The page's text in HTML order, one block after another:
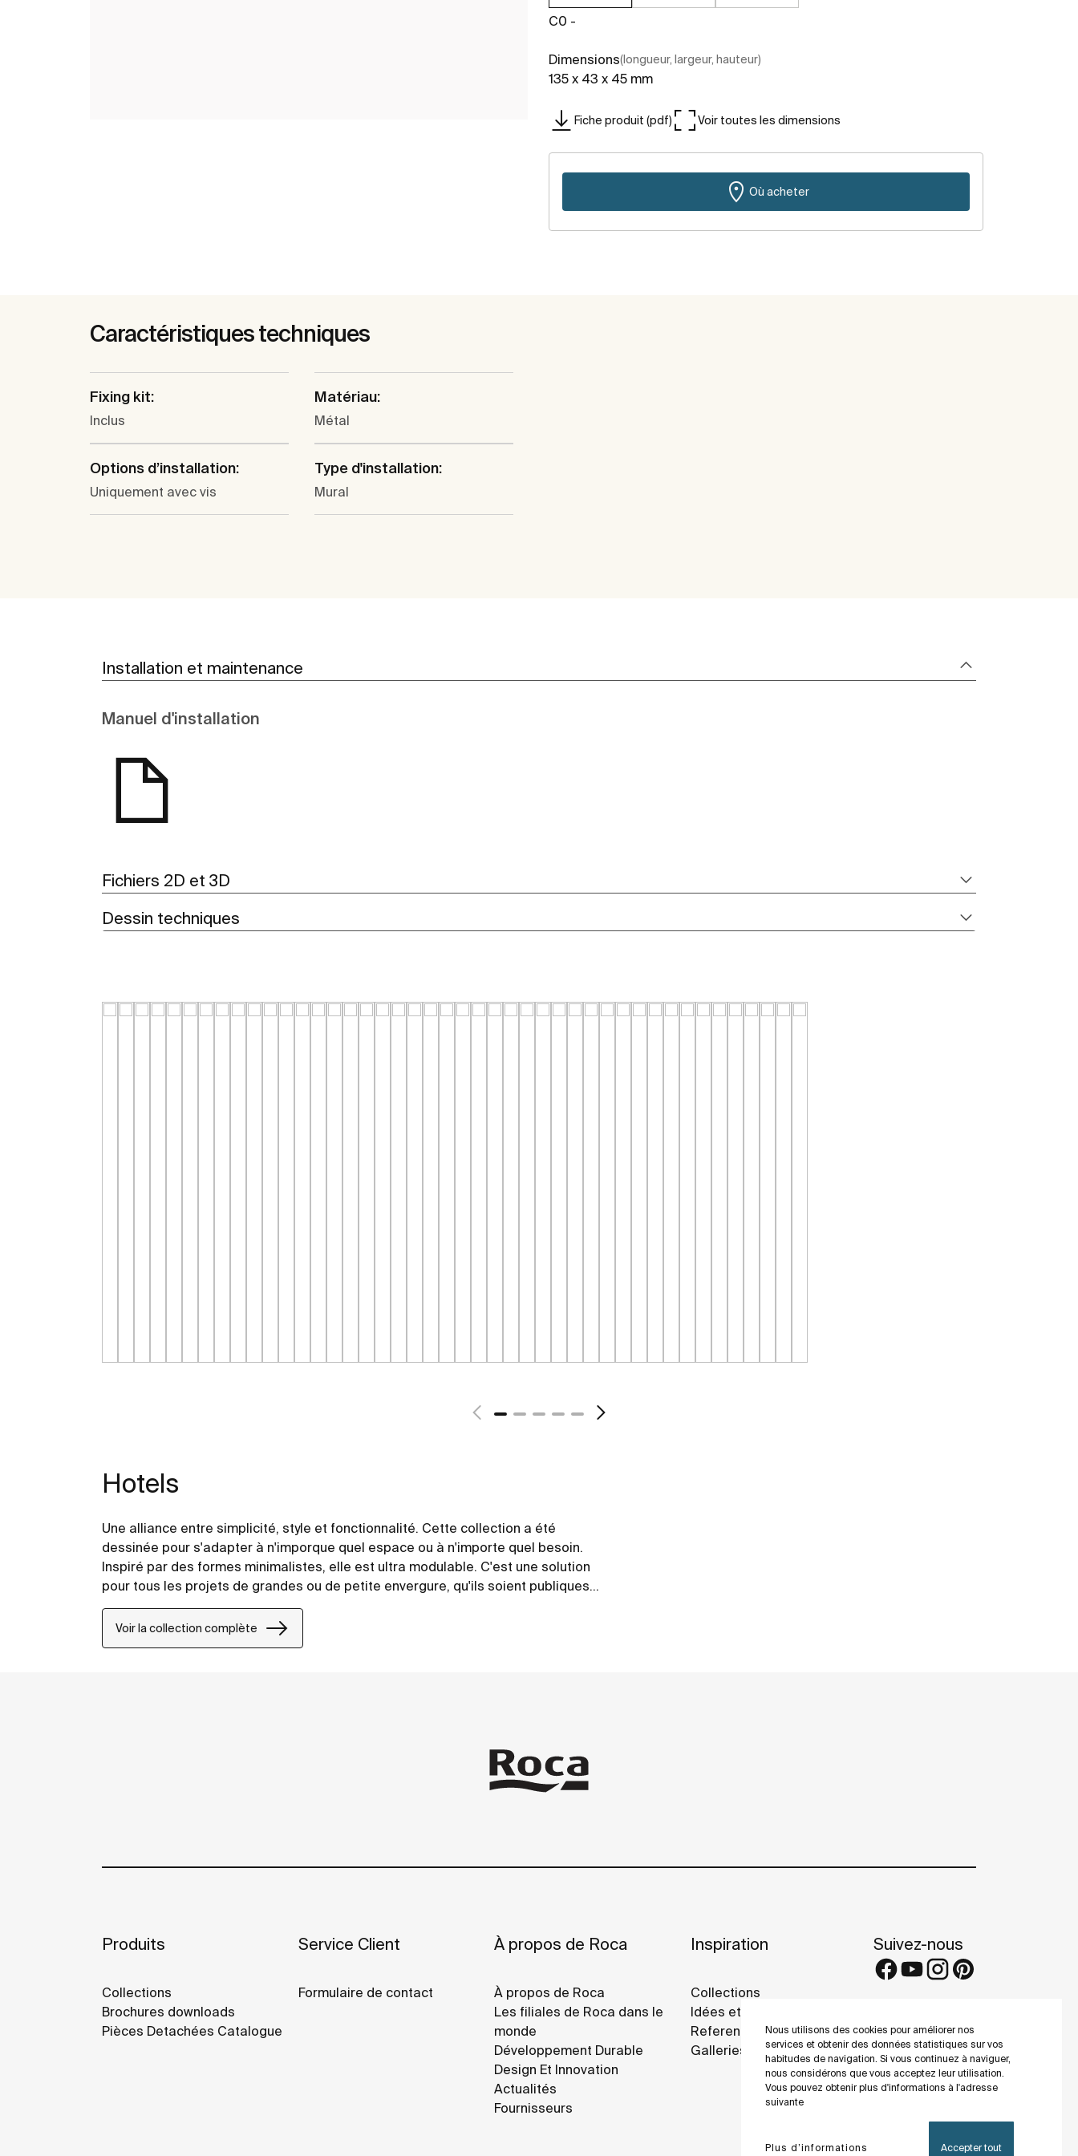
Nous utilisons des cookies pour améliorer nos
services et obtenir des données statistiques sur vos
habitudes de navigation. Si vous continuez à naviguer,
nous considérons que vous acceptez leur utilisation.
Vous pouvez obtenir plus d'informations à l'adresse
suivante
Plus d’informations Accepter tout
C0 -
Dimensions(longueur, largeur, hauteur)
135 x 43 x 45 mm
Fiche produit (pdf) Voir toutes les dimensions
Où acheter
Caractéristiques techniques
Fixing kit:
Inclus
Matériau:
Métal
Options d’installation:
Uniquement avec vis
Type d'installation:
Mural
Installation et maintenance
Manuel d'installation
Fichiers 2D et 3D
Dessin techniques
Hotels
Une alliance entre simplicité, style et fonctionnalité. Cette collection a été
dessinée pour s'adapter à n'imporque quel espace ou à n'importe quel besoin.
Inspiré par des formes minimalistes, elle est ultra modulable. C'est une solution
pour tous les projets de grandes ou de petite envergure, qu'ils soient publiques
ou privés.
Voir la collection complète
Produits
Collections
Brochures downloads
Pièces Detachées Catalogue
Service Client
Formulaire de contact
À propos de Roca
À propos de Roca
Les filiales de Roca dans le
monde
Développement Durable
Design Et Innovation
Actualités
Fournisseurs
Inspiration
Collections
Idées et conseils
Reference projects
Galleries
Suivez-nous